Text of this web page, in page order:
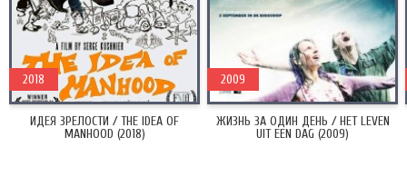
ИДЕЯ ЗРЕЛОСТИ / THE IDEA OF
MANHOOD (2018)
2018
ЖИЗНЬ ЗА ОДИН ДЕНЬ / HET LEVEN
UIT EEN DAG (2009)
2009